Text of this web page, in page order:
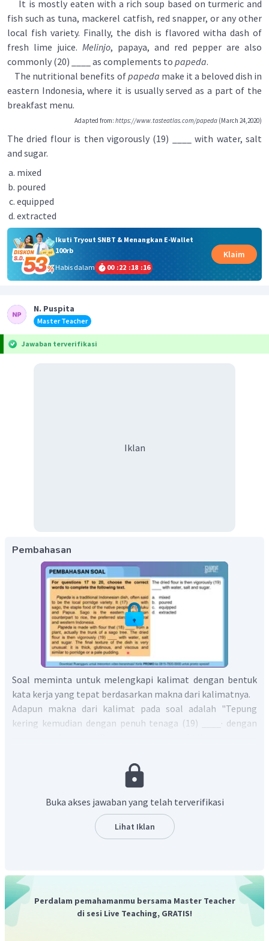
It is mostly eaten with a rich soup based on turmeric and
fish such as tuna, mackerel catfish, red snapper, or any other
local fish variety. Finally, the dish is flavored witha dash of
fresh lime juice. Melinjo, papaya, and red pepper are also
commonly (20) ____ as complements to papeda.
The nutritional benefits ofpapeda make it a beloved dish in
eastern Indonesia, where it is usually served as a part of the
breakfast menu.
Adapted from: https://www.tasteatlas.com/papeda (March 24,2020)
The dried flour is then vigorously (19) ____ with water, salt
and sugar.
mixed
poured
equipped
extracted
Ikuti Tryout SNBT & Menangkan E-Wallet
100rb
Habis dalam
00 :22 :18 :16
Klaim
N. Puspita
Master Teacher
Jawaban terverifikasi
Iklan
Pembahasan
Soal meminta untuk melengkapi kalimat dengan bentuk
kata kerja yang tepat berdasarkan makna dari kalimatnya.
Adapun makna dari kalimat pada soal adalah "Tepung
kering kemudian dengan penuh tenaga (19) ____· dengan
tersebut diisi dengan kata kerja pasif "dicampur" dalam
(am / is / are) + Verb 3dengan ketentuan penggunaan
Berdasarkan rumus tersebut, maka kata kerja pasif untuk
melengkapi bagian rumpang adalahmixed
yang artinya
"dicampur". Pada bagian rumpang ini
tidak perlu
Buka akses jawaban yang telah terverifikasi
Lihat Iklan
Perdalam pemahamanmu bersama Master Teacher
di sesi Live Teaching, GRATIS!